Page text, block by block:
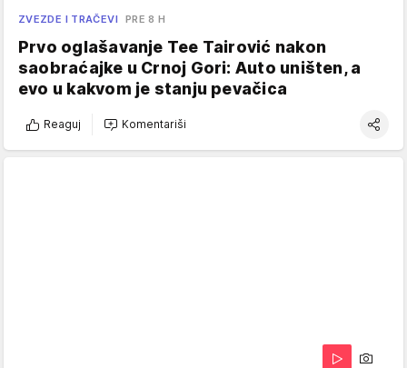
ZVEZDE I TRAČEVI PRE 8 H
Prvo oglašavanje Tee Tairović nakon
saobraćajke u Crnoj Gori: Auto uništen, a
evo u kakvom je stanju pevačica
Reaguj Komentariši